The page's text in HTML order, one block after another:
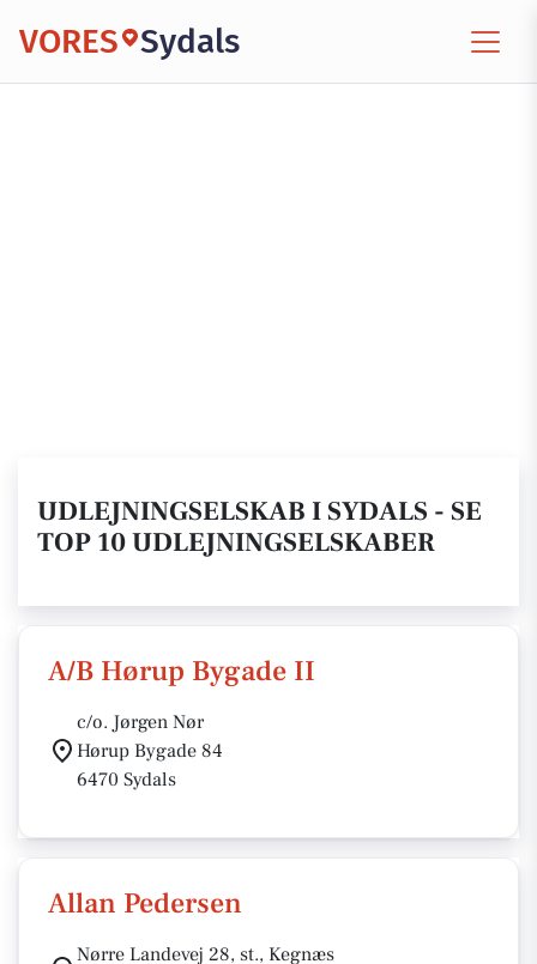
VORES Sydals
UDLEJNINGSELSKAB I SYDALS - SE
TOP 10 UDLEJNINGSELSKABER
A/B Hørup Bygade II
c/o. Jørgen Nør
Hørup Bygade 84
6470 Sydals
Allan Pedersen
Nørre Landevej 28, st., Kegnæs